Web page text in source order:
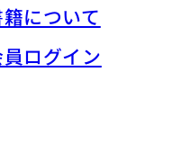
について
ログイン